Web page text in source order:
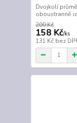
Dvojkolí
oboustranně
200 Kč
158 Kč/ks
131 Kč bez